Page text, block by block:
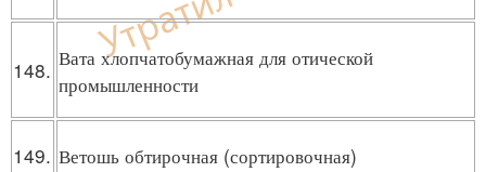
148. Вата хлопчатобумажная для отической
промышленности
149. Ветошь обтирочная (сортировочная)